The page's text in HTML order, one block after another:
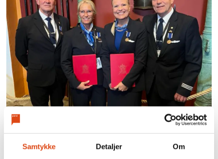
Samtykke Detaljer Om
Parat-medlemmer hedres
for Ukraina-evakuering